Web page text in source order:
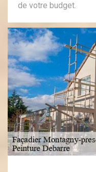
de votre budget.